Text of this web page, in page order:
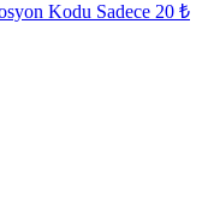
Kodu Sadece 20 ₺